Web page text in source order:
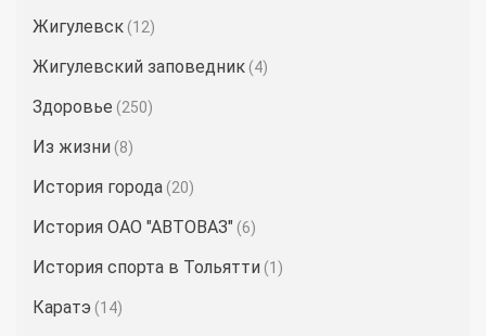
Жигулевск (12)
Жигулевский заповедник (4)
Здоровье (250)
Из жизни (8)
История города (20)
История ОАО "АВТОВАЗ" (6)
История спорта в Тольятти (1)
Каратэ (14)